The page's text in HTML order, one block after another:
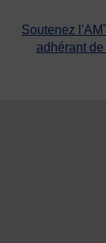
Soutenez
adhérant